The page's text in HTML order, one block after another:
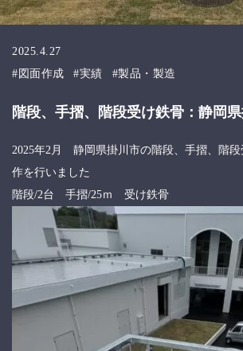
2025.4.27
図面作成
実績 製品・製造
階段、手摺、階段受け鉄骨：静岡
2025年2月 静岡県掛川市の階段、手摺、階段
作を行いました
階段/2台 手摺/25ｍ 受け鉄骨